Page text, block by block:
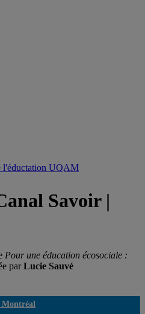
Savoir |
Pour une éducation écosociale :
parLucie Sauvé
Montréal